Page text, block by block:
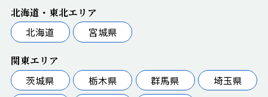
北海道・東北エリア
北海道
宮城県
関東エリア
茨城県
栃木県 群馬県
埼玉県